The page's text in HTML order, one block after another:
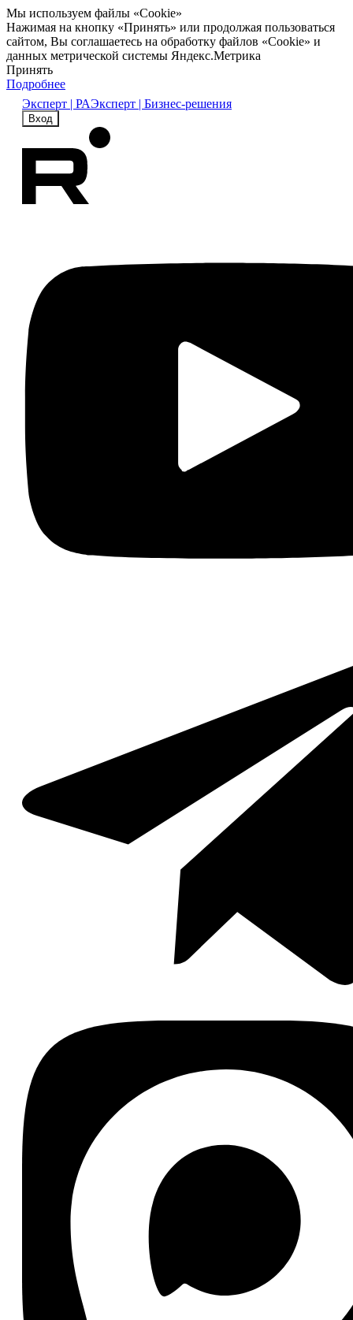
Мы используем файлы «Cookie»
Нажимая на кнопку «Принять» или продолжая пользоваться
сайтом, Вы соглашаетесь на обработку файлов «Cookie» и
данных метрической системы Яндекс.Метрика
Принять
Подробнее
Эксперт | РАЭксперт | Бизнес-решения
Вход